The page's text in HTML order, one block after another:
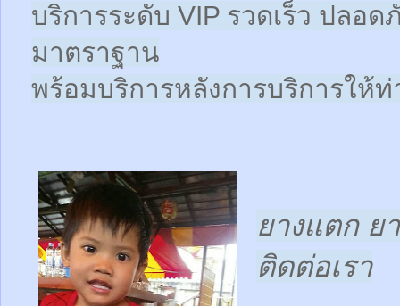
บริการระดับ VIP รวดเร็ว ปลอ
มาตราฐาน
พร้อมบริการหลังการบริการให้
ยางแตก ย
ติดต่อเรา